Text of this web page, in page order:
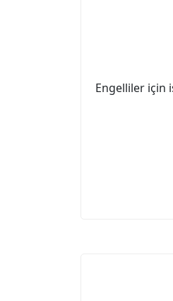
Engelliler için